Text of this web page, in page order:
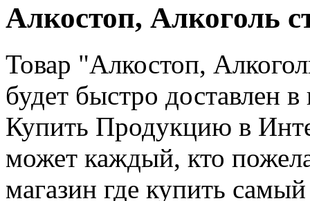
Алкостоп, Алкоголь
Товар "Алкостоп,
будет быстро доставлен
Купить Продукцию в
может каждый, кто
магазин где купить